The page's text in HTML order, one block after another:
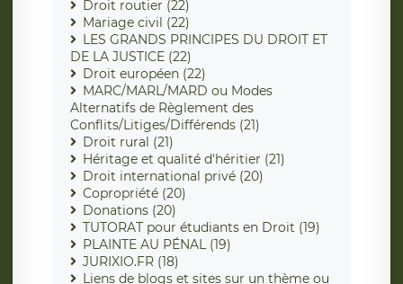
Droit routier (22)
Mariage civil (22)
LES GRANDS PRINCIPES DU DROIT ET
DE LA JUSTICE (22)
Droit européen (22)
MARC/MARL/MARD ou Modes
Alternatifs de Règlement des
Conflits/Litiges/Différends (21)
Droit rural (21)
Héritage et qualité d'héritier (21)
Droit international privé (20)
Copropriété (20)
Donations (20)
TUTORAT pour étudiants en Droit (19)
PLAINTE AU PÉNAL (19)
JURIXIO.FR (18)
Liens de blogs et sites sur un thème ou